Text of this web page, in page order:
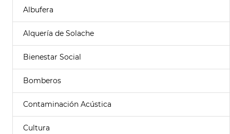
Albufera
Alquería de Solache
Bienestar Social
Bomberos
Contaminación Acústica
Cultura